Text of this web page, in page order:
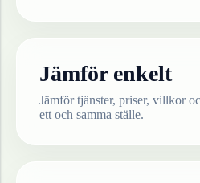
Jämför enkelt
Jämför tjänster, priser, villkor
ett och samma ställe.